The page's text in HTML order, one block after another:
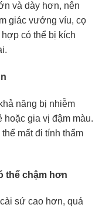
và dày hơn, nên
giác vướng víu, cọ
có thể bị kích
năng bị nhiễm
hoặc gia vị đậm màu.
mất đi tính thẩm
thể chậm hơn
sứ cao hơn, quá